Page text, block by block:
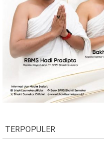
TERPOPULER